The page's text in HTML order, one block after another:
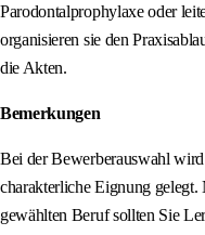
Parodontalprophylaxe oder
organisieren sie den
die Akten.
Bemerkungen
Bei der Bewerberauswahl
charakterliche Eignung gelegt.
gewählten Beruf sollten Sie